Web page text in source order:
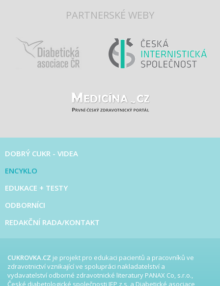
PARTNERSKÉ WEBY
DOBRÝ CUKR - VIDEA
ENCYKLO
EDUKACE + TESTY
ODBORNÍCI
REDAKČNÍ RADA/KONTAKT
CUKROVKA.CZ je projekt pro edukaci pacientů a pracovníků ve
zdravotnictví vznikající ve spolupráci nakladatelství a
vydavatelství odborné zdravotnické literatury PANAX Co, s.r.o.,
České diabetologické společnosti JEP z.s. a Diabetické asociace